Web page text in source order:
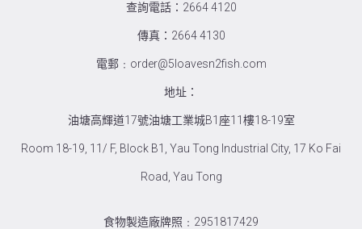
查詢電話：2664 4120
傳真：2664 4130
電郵﹕order@5loavesn2fish.com
地址：
油塘高輝道17號油塘工業城B1座11樓18-19室
Room 18-19, 11/ F, Block B1, Yau Tong Industrial City, 17 Ko Fai
Road, Yau Tong
食物製造廠牌照﹕2951817429